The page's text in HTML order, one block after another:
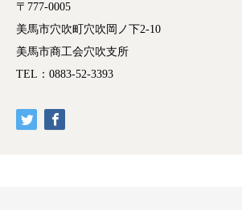
〒777-0005
美馬市穴吹町穴吹岡ノ下2-10
美馬市商工会穴吹支所
TEL：0883-52-3393